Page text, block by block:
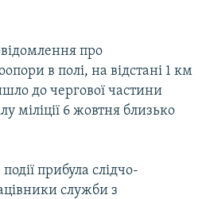
про
в полі, на відстані 1 км
до чергової частини
міліції 6 жовтня близько
прибула слідчо-
служби з